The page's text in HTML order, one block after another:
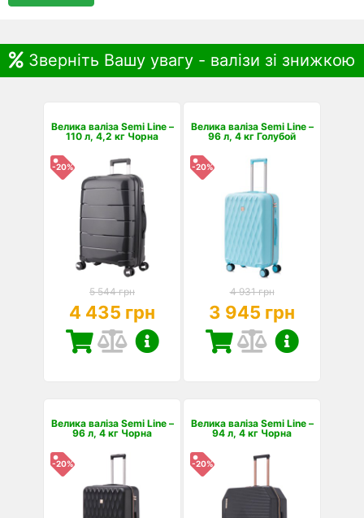
Зверніть Вашу увагу - валізи зі знижкою
Велика валіза Semi Line –
110 л, 4,2 кг Чорна
-20%
5 544 грн
4 435 грн
Велика валіза Semi Line –
96 л, 4 кг Голубой
-20%
4 931 грн
3 945 грн
Велика валіза Semi Line –
96 л, 4 кг Чорна
-20%
Велика валіза Semi Line –
94 л, 4 кг Чорна
-20%